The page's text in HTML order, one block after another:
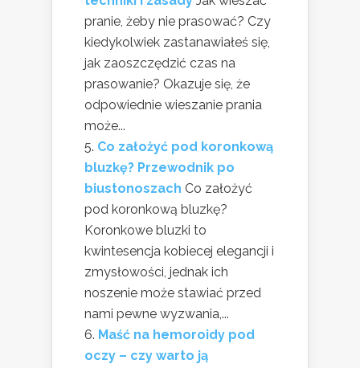
pranie, żeby nie prasować? Czy
kiedykolwiek zastanawiałeś się,
jak zaoszczędzić czas na
prasowanie? Okazuje się, że
odpowiednie wieszanie prania
może...
Co założyć pod koronkową
bluzkę? Przewodnik po
biustonoszach Co założyć
pod koronkową bluzkę?
Koronkowe bluzki to
kwintesencja kobiecej elegancji i
zmysłowości, jednak ich
noszenie może stawiać przed
nami pewne wyzwania,...
Maść na hemoroidy pod
oczy – czy warto ją